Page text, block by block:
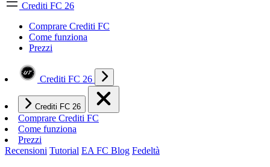
Crediti FC 26
Comprare Crediti FC
Come funziona
Prezzi
Crediti FC 26
Crediti FC 26
Comprare Crediti FC
Come funziona
Prezzi
Recensioni Tutorial EA FC Blog Fedeltà